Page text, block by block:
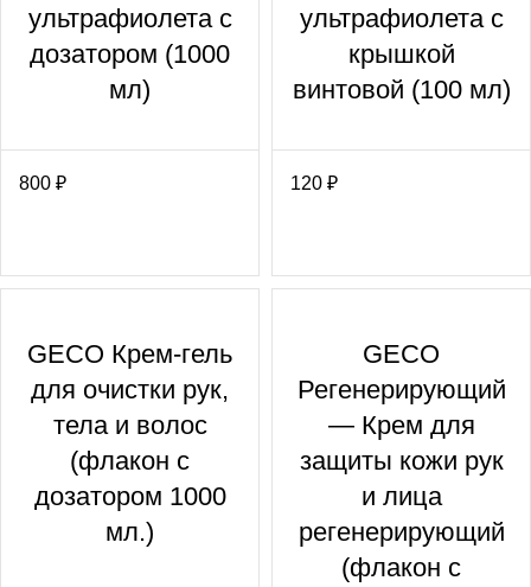
ультрафиолета с
дозатором (1000
мл)
800 ₽
ультрафиолета с
крышкой
винтовой (100 мл)
120 ₽
GECO Крем-гель
для очистки рук,
тела и волос
(флакон с
дозатором 1000
мл.)
GECO
Регенерирующий
— Крем для
защиты кожи рук
и лица
регенерирующий
(флакон с